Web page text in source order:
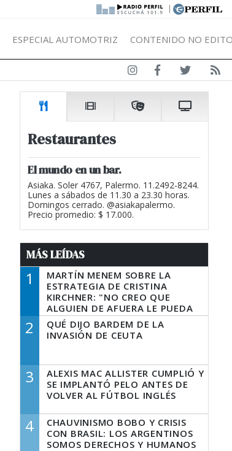
|
ESPECIAL AUTOMOTRIZ CONTENIDO NO
Restaurantes
El mundo en un bar.
Asiaka. Soler 4767, Palermo. 11.2492-8244.
Lunes a sábados de 11.30 a 23.30 horas.
Domingos cerrado. @asiakapalermo.
Precio promedio: $ 17.000.
MÁS LEÍDAS
1
MARTÍN MENEM SOBRE LA
ESTRATEGIA DE CRISTINA
KIRCHNER: "NO CREO QUE
ALGUIEN DE AFUERA LE PUEDA
DECIR A LA JUSTICIA LO QUE
TIENE QUE HACER"
2
QUÉ DIJO BARDEM DE LA
INVASIÓN DE CEUTA
3
ALEXIS MAC ALLISTER CUMPLIÓ Y
SE IMPLANTÓ PELO ANTES DE
VOLVER AL FÚTBOL INGLÉS
4
CHAUVINISMO BOBO Y CRISIS
CON BRASIL: LOS ARGENTINOS
SOMOS DERECHOS Y HUMANOS